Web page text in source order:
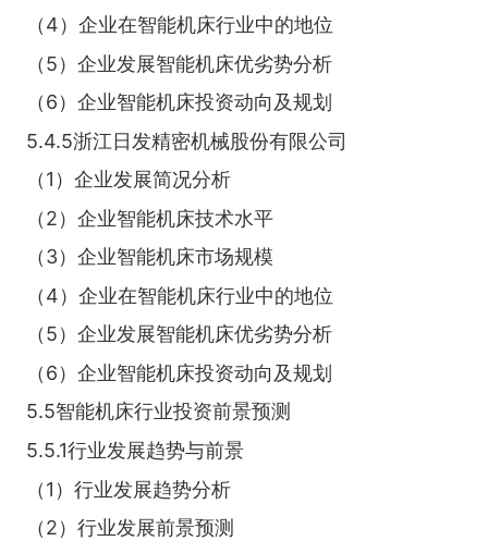
（4）企业在智能机床行业中的地位
（5）企业发展智能机床优劣势分析
（6）企业智能机床投资动向及规划
5.4.5浙江日发精密机械股份有限公司
（1）企业发展简况分析
（2）企业智能机床技术水平
（3）企业智能机床市场规模
（4）企业在智能机床行业中的地位
（5）企业发展智能机床优劣势分析
（6）企业智能机床投资动向及规划
5.5智能机床行业投资前景预测
5.5.1行业发展趋势与前景
（1）行业发展趋势分析
（2）行业发展前景预测